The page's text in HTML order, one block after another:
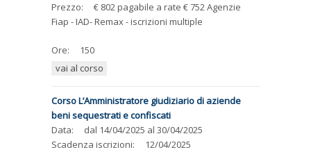
Prezzo:
€ 802 pagabile a rate € 752 Agenzie
Fiap - IAD- Remax - iscrizioni multiple
Ore:
150
vai al corso
Corso L’Amministratore giudiziario di aziende
beni sequestrati e confiscati
Data:
dal 14/04/2025 al 30/04/2025
Scadenza iscrizioni:
12/04/2025